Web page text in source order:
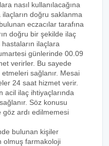
nasıl kullanılacağına
ilaçların doğru saklanma
eczacılar tarafına
doğru bir şekilde ilaç
ilaçlara
günlerinde 00.09
verirler. Bu sayede
sağlanır. Mesai
24 saat hizmet verir.
acil ilaç ihtiyaçlarında
Söz konusu
göz ardı edilmemesi
bulunan kişiler
olmuş farmakoloji